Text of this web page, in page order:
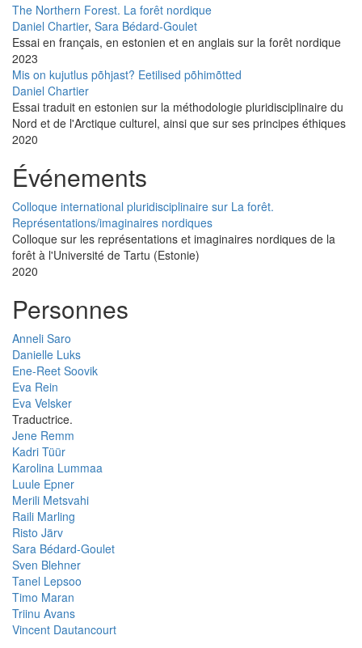
The Northern Forest. La forêt nordique
Daniel Chartier, Sara Bédard-Goulet
Essai en français, en estonien et en anglais sur la forêt nordique
2023
Mis on kujutlus põhjast? Eetilised põhimõtted
Daniel Chartier
Essai traduit en estonien sur la méthodologie pluridisciplinaire du
Nord et de l'Arctique culturel, ainsi que sur ses principes éthiques
2020
Événements
Colloque international pluridisciplinaire sur La forêt.
Représentations/imaginaires nordiques
Colloque sur les représentations et imaginaires nordiques de la
forêt à l'Université de Tartu (Estonie)
2020
Personnes
Anneli Saro
Danielle Luks
Ene-Reet Soovik
Eva Rein
Eva Velsker
Traductrice.
Jene Remm
Kadri Tüür
Karolina Lummaa
Luule Epner
Merili Metsvahi
Raili Marling
Risto Järv
Sara Bédard-Goulet
Sven Blehner
Tanel Lepsoo
Timo Maran
Triinu Avans
Vincent Dautancourt